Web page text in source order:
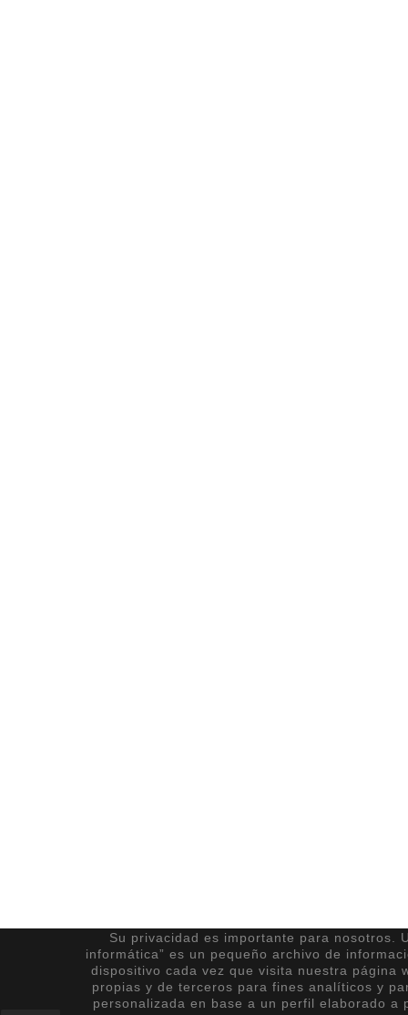
Su privacidad es importante para nosotros.
informática” es un pequeño archivo de
dispositivo cada vez que visita nuestra página
propias y de terceros para fines analíticos y
personalizada en base a un perfil elaborado a